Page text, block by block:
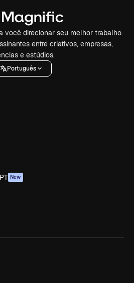
você direcionar seu melhor trabalho.
entre criativos, empresas,
e estúdios.
Português
New